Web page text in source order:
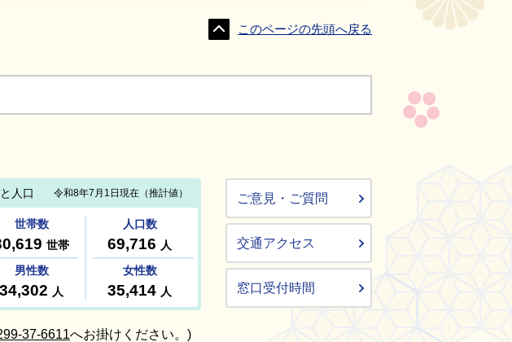
このページの先頭へ戻る
37-6611へお掛けください。)
ご意見・ご質問
交通アクセス
窓口受付時間